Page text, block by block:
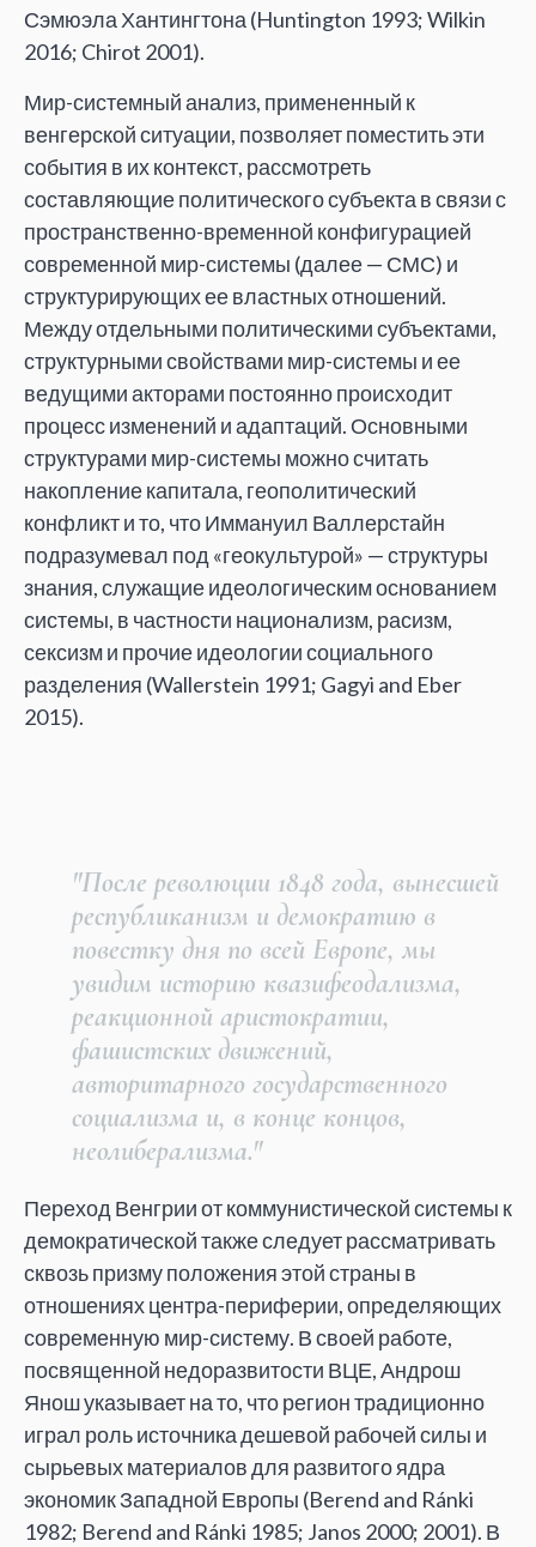
Сэмюэла Хантингтона (Huntington 1993; Wilkin
2016; Chirot 2001).
Мир-системный анализ, примененный к
венгерской ситуации, позволяет поместить эти
события в их контекст, рассмотреть
составляющие политического субъекта в связи с
пространственно-временной конфигурацией
современной мир-системы (далее — СМС) и
структурирующих ее властных отношений.
Между отдельными политическими субъектами,
структурными свойствами мир-системы и ее
ведущими акторами постоянно происходит
процесс изменений и адаптаций. Основными
структурами мир-системы можно считать
накопление капитала, геополитический
конфликт и то, что Иммануил Валлерстайн
подразумевал под «геокультурой» — структуры
знания, служащие идеологическим основанием
системы, в частности национализм, расизм,
сексизм и прочие идеологии социального
разделения (Wallerstein 1991; Gagyi and Eber
2015).
"После революции 1848 года, вынесшей
республиканизм и демократию в
повестку дня по всей Европе, мы
увидим историю квазифеодализма,
реакционной аристократии,
фашистских движений,
авторитарного государственного
социализма и, в конце концов,
неолиберализма."
Переход Венгрии от коммунистической системы к
демократической также следует рассматривать
сквозь призму положения этой страны в
отношениях центра-периферии, определяющих
современную мир-систему. В своей работе,
посвященной недоразвитости ВЦЕ, Андрош
Янош указывает на то, что регион традиционно
играл роль источника дешевой рабочей силы и
сырьевых материалов для развитого ядра
экономик Западной Европы (Berend and Ránki
1982; Berend and Ránki 1985; Janos 2000; 2001). В